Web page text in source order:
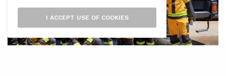
I ACCEPT USE OF COOKIES